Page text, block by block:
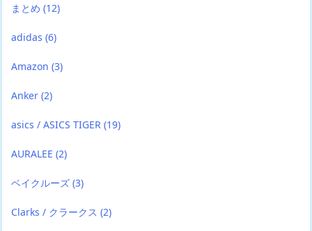
まとめ (12)
adidas (6)
Amazon (3)
Anker (2)
asics / ASICS TIGER (19)
AURALEE (2)
ベイクルーズ (3)
Clarks / クラークス (2)